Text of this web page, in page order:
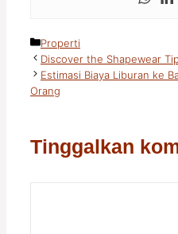
Kategori
Properti
Discover the Shapewear
Estimasi Biaya Liburan ke
Orang
Tinggalkan